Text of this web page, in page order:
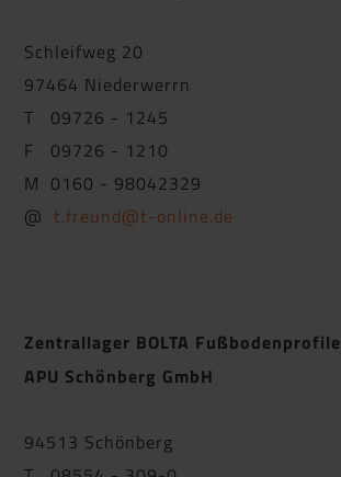
Schleifweg 20
97464 Niederwerrn
T 09726 - 1245
F 09726 - 1210
M 0160 - 98042329
@t.freund@t-online.de
Zentrallager BOLTA Fußbodenprofile
APU Schönberg GmbH
94513 Schönberg